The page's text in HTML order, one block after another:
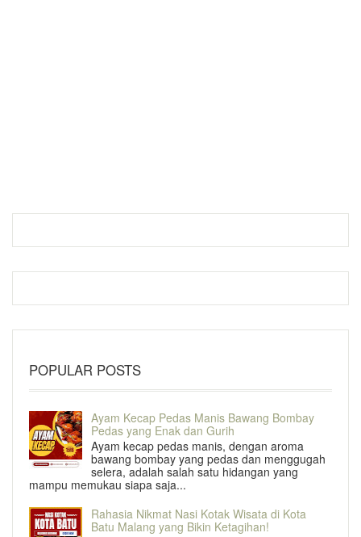
POPULAR POSTS
Ayam Kecap Pedas Manis Bawang Bombay
Pedas yang Enak dan Gurih
Ayam kecap pedas manis, dengan aroma
bawang bombay yang pedas dan menggugah
selera, adalah salah satu hidangan yang
mampu memukau siapa saja...
Rahasia Nikmat Nasi Kotak Wisata di Kota
Batu Malang yang Bikin Ketagihan!